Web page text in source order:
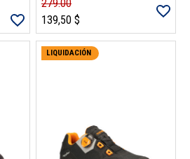
279.00
139,50 $
LIQUIDACIÓN